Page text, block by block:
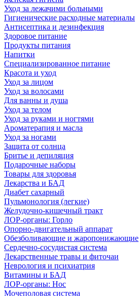
Уход за лежачими больными
Гигиенические расходные материалы
Антисептика и дезинфекция
Здоровое питание
Продукты питания
Напитки
Специализированное питание
Красота и уход
Уход за лицом
Уход за волосами
Для ванны и душа
Уход за телом
Уход за руками и ногтями
Ароматерапия и масла
Уход за ногами
Защита от солнца
Бритье и депиляция
Подарочные наборы
Товары для здоровья
Лекарства и БАД
Диабет сахарный
Пульмонология (легкие)
Желудочно-кишечный тракт
ЛОР-органы: Горло
Опорно-двигательный аппарат
Обезболивающие и жаропонижающие
Сердечно-сосудистая система
Лекарственные травы и фиточаи
Неврология и психиатрия
Витамины и БАД
ЛОР-органы: Нос
Мочеполовая система